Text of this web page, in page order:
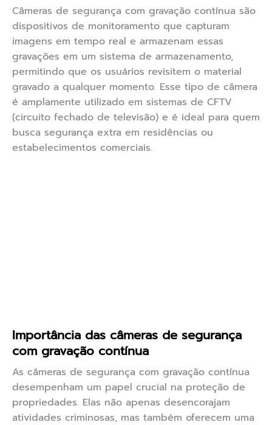
Câmeras de segurança com gravação contínua são
dispositivos de monitoramento que capturam
imagens em tempo real e armazenam essas
gravações em um sistema de armazenamento,
permitindo que os usuários revisitem o material
gravado a qualquer momento. Esse tipo de câmera
é amplamente utilizado em sistemas de CFTV
(circuito fechado de televisão) e é ideal para quem
busca segurança extra em residências ou
estabelecimentos comerciais.
Importância das câmeras de segurança
com gravação contínua
As câmeras de segurança com gravação contínua
desempenham um papel crucial na proteção de
propriedades. Elas não apenas desencorajam
atividades criminosas, mas também oferecem uma